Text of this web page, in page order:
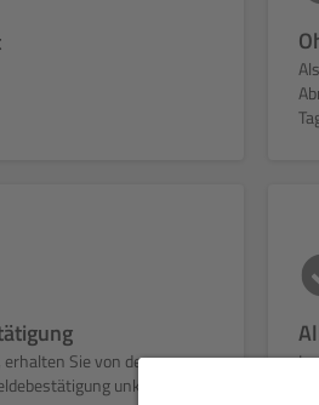
Sie von der
unkompliziert
In